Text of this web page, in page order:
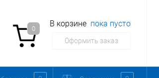
0
В корзине пока пусто
Оформить заказ